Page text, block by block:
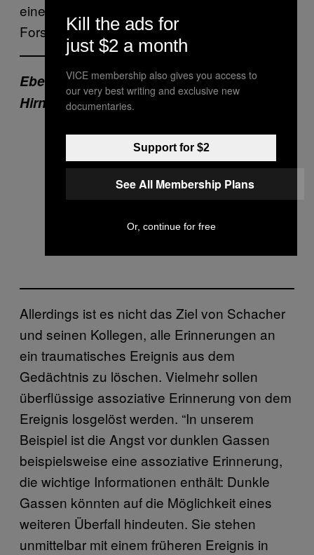
einen Brief abschicken möchte, so die
Forscher.
Ebenfalls bei Motherboard: DIY
Hirnschock-Therapie
Allerdings ist es nicht das Ziel von Schacher
und seinen Kollegen, alle Erinnerungen an
ein traumatisches Ereignis aus dem
Gedächtnis zu löschen. Vielmehr sollen
überflüssige assoziative Erinnerung von dem
Ereignis losgelöst werden. “In unserem
Beispiel ist die Angst vor dunklen Gassen
beispielsweise eine assoziative Erinnerung,
die wichtige Informationen enthält: Dunkle
Gassen könnten auf die Möglichkeit eines
weiteren Überfall hindeuten. Sie stehen
unmittelbar mit einem früheren Ereignis in
Kill the ads for
just $2 a month
VICE membership also gives you access to
our very best writing and exclusive new
documentaries.
Support for $2
See All Membership Plans
Or, continue for free